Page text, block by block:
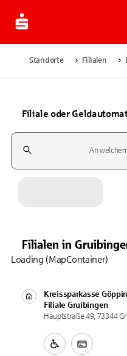
Standorte Filialen
Filiale oder
Suchfeld
Filialen in
Kreissparkasse
Filiale Gruibingen
Hauptstraße 49, 73344
Loading (MapContainer)